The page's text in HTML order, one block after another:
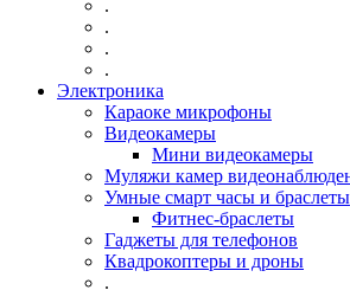
.
.
.
.
Электроника
Караоке микрофоны
Видеокамеры
Мини видеокамеры
Муляжи камер
Умные смарт часы и браслеты
Фитнес-браслеты
Гаджеты для телефонов
Квадрокоптеры и дроны
.